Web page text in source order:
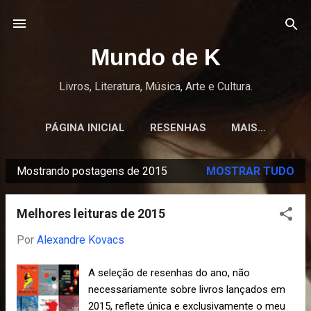
Mundo de K
Livros, Literatura, Música, Arte e Cultura.
PÁGINA INICIAL RESENHAS MAIS…
Mostrando postagens de 2015 MOSTRAR TUDO
Melhores leituras de 2015
Por Alexandre Kovacs
A seleção de resenhas do ano, não
necessariamente sobre livros lançados em
2015, reflete única e exclusivamente o meu